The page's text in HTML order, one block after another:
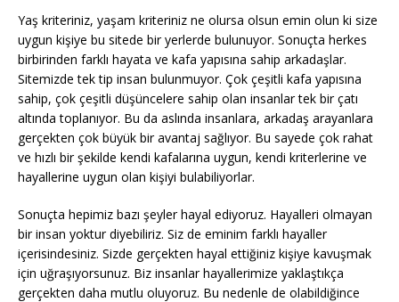
Yaş kriteriniz, yaşam kriteriniz ne olursa olsun emin olun ki size
uygun kişiye bu sitede bir yerlerde bulunuyor. Sonuçta herkes
birbirinden farklı hayata ve kafa yapısına sahip arkadaşlar.
Sitemizde tek tip insan bulunmuyor. Çok çeşitli kafa yapısına
sahip, çok çeşitli düşüncelere sahip olan insanlar tek bir çatı
altında toplanıyor. Bu da aslında insanlara, arkadaş arayanlara
gerçekten çok büyük bir avantaj sağlıyor. Bu sayede çok rahat
ve hızlı bir şekilde kendi kafalarına uygun, kendi kriterlerine ve
hayallerine uygun olan kişiyi bulabiliyorlar.
Sonuçta hepimiz bazı şeyler hayal ediyoruz. Hayalleri olmayan
bir insan yoktur diyebiliriz. Siz de eminim farklı hayaller
içerisindesiniz. Sizde gerçekten hayal ettiğiniz kişiye kavuşmak
için uğraşıyorsunuz. Biz insanlar hayallerimize yaklaştıkça
gerçekten daha mutlu oluyoruz. Bu nedenle de olabildiğince